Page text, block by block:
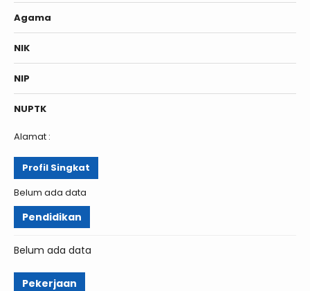
Agama
NIK
NIP
NUPTK
Alamat :
Profil Singkat
Belum ada data
Pendidikan
Belum ada data
Pekerjaan